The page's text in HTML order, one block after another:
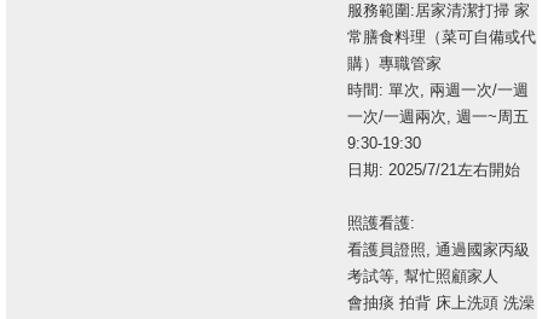
服務範圍:居家清潔打掃 家
常膳食料理（菜可自備或代
購）專職管家
時間: 單次, 兩週一次/一週
一次/一週兩次, 週一~周五
9:30-19:30
日期: 2025/7/21左右開始
照護看護:
看護員證照, 通過國家丙級
考試等, 幫忙照顧家人
會抽痰 拍背 床上洗頭 洗澡